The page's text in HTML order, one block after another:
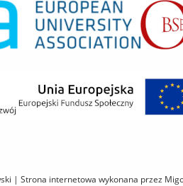
| Strona internetowa wykonana przez